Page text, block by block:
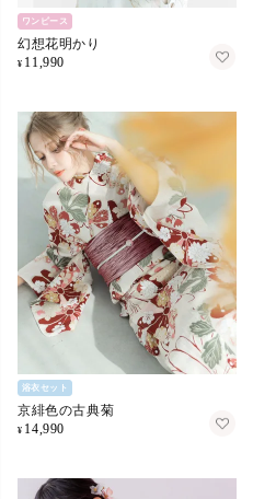
ワンピース
幻想花明かり
¥ 11,990
浴衣セット
京緋色の古典菊
¥ 14,990